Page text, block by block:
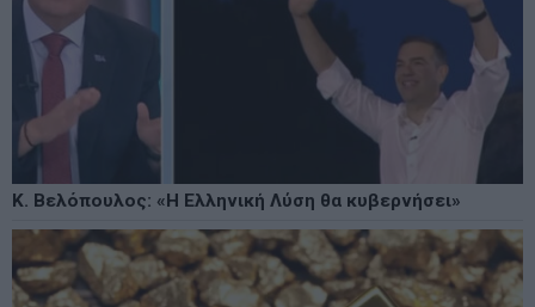
Κ. Βελόπουλος: «Η Ελληνική Λύση θα κυβερνήσει»